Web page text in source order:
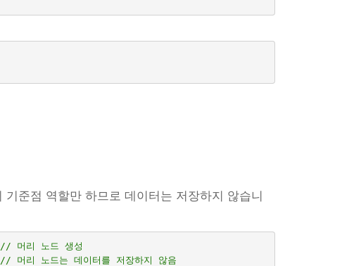
준점 역할만 하므로 데이터는 저장하지 않습니
// 머리 노드 생성
                                                    // 머리 노드는 데이터를 저장하지 않음